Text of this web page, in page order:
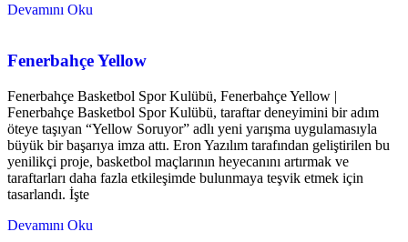
Devamını Oku
Fenerbahçe Yellow
Fenerbahçe Basketbol Spor Kulübü, Fenerbahçe Yellow |
Fenerbahçe Basketbol Spor Kulübü, taraftar deneyimini bir adım
öteye taşıyan “Yellow Soruyor” adlı yeni yarışma uygulamasıyla
büyük bir başarıya imza attı. Eron Yazılım tarafından geliştirilen bu
yenilikçi proje, basketbol maçlarının heyecanını artırmak ve
taraftarları daha fazla etkileşimde bulunmaya teşvik etmek için
tasarlandı. İşte
Devamını Oku